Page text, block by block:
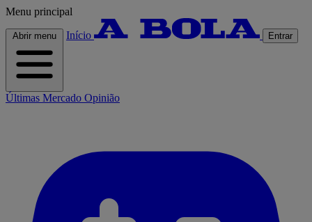
Menu principal
Abrir menu Início Entrar
Últimas Mercado Opinião